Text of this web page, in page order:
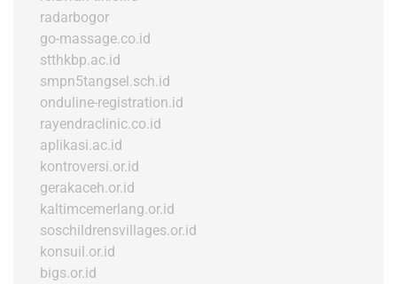
radarbogor
go-massage.co.id
stthkbp.ac.id
smpn5tangsel.sch.id
onduline-registration.id
rayendraclinic.co.id
aplikasi.ac.id
kontroversi.or.id
gerakaceh.or.id
kaltimcemerlang.or.id
soschildrensvillages.or.id
konsuil.or.id
bigs.or.id